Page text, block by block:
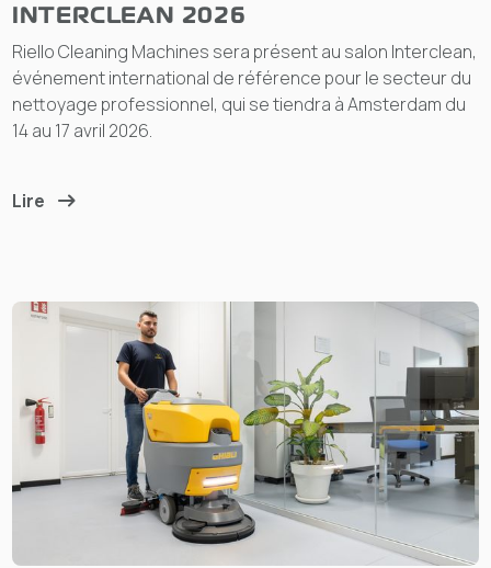
INTERCLEAN 2026
Riello Cleaning Machines sera présent au salon Interclean,
événement international de référence pour le secteur du
nettoyage professionnel, qui se tiendra à Amsterdam du
14 au 17 avril 2026.
Lire